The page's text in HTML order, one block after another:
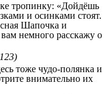
тропинку: «Дойдёшь
и осинками стоят.
Шапочка и
немного расскажу о
тоже чудо-полянка и
внимательно их